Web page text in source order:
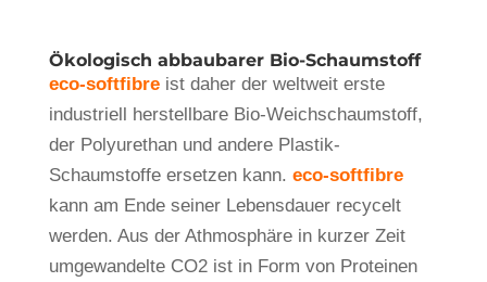
Ökologisch abbaubarer Bio-Schaumstoff
eco-softfibreist daher der weltweit erste
industriell herstellbare Bio-Weichschaumstoff,
der Polyurethan und andere Plastik-
Schaumstoffe ersetzen kann. eco-softfibre
kann am Ende seiner Lebensdauer recycelt
werden. Aus der Athmosphäre in kurzer Zeit
umgewandelte CO2 ist in Form von Proteinen